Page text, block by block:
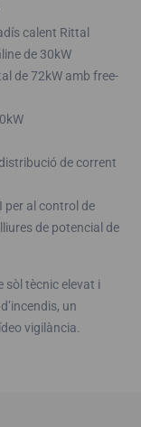
calent Rittal
de 30kW
de 72kW amb free-
de corrent
per al control de
de potencial de
sòl tècnic elevat i
un
vigilància.